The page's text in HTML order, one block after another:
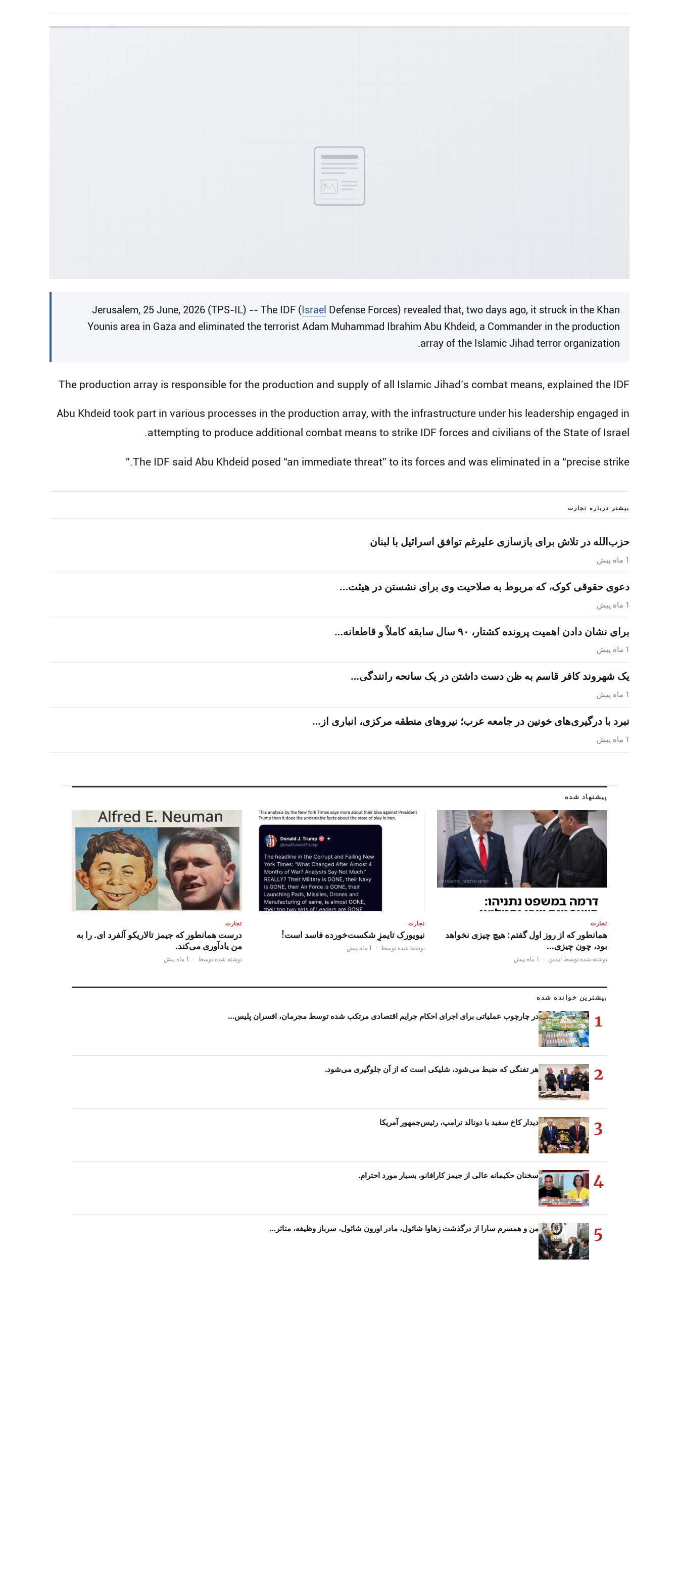
Jerusalem, 25 June, 2026 (TPS-IL) -- The IDF ( Israel Defense Forces) revealed that, two days ago, it struck in the Khan
Younis area in Gaza and eliminated the terrorist Adam Muhammad Ibrahim Abu Khdeid, a Commander in the production
array of the Islamic Jihad terror organization.
The production array is responsible for the production and supply of all Islamic Jihad’s combat means, explained the IDF
Abu Khdeid took part in various processes in the production array, with the infrastructure under his leadership engaged in
attempting to produce additional combat means to strike IDF forces and civilians of the State of Israel.
The IDF said Abu Khdeid posed “an immediate threat” to its forces and was eliminated in a “precise strike.”
بیشتر درباره تجارت
حزب‌الله در تلاش برای بازسازی علیرغم توافق اسرائیل با لبنان
1 ماه پیش
دعوی حقوقی کوک، که مربوط به صلاحیت وی برای نشستن در هیئت…
1 ماه پیش
برای نشان دادن اهمیت پرونده کشتار، ۹۰ سال سابقه کاملاً و قاطعانه…
1 ماه پیش
یک شهروند کافر قاسم به ظن دست داشتن در یک سانحه رانندگی…
1 ماه پیش
نبرد با درگیری‌های خونین در جامعه عرب؛ نیروهای منطقه مرکزی، انباری از…
1 ماه پیش
پیشنهاد شده
تجارت
همانطور که از روز اول گفتم: هیچ چیزی نخواهد
بود، چون چیزی…
نوشته شده توسط ادمین · 1 ماه پیش
تجارت
نیویورک تایمزِ شکست‌خورده فاسد است!
نوشته شده توسط · 1 ماه پیش
تجارت
درست همانطور که جیمز تالاریکو آلفرد ای. را به
من یادآوری می‌کند.
نوشته شده توسط · 1 ماه پیش
بیشترین خوانده شده
1 در چارچوب عملیاتی برای اجرای احکام جرایم اقتصادی مرتکب شده توسط مجرمان، افسران پلیس…
2 هر تفنگی که ضبط می‌شود، شلیکی است که از آن جلوگیری می‌شود.
3 دیدار کاخ سفید با دونالد ترامپ، رئیس‌جمهور آمریکا
4 سخنان حکیمانه عالی از جیمز کارافانو، بسیار مورد احترام.
5 من و همسرم سارا از درگذشت زهاوا شائول، مادر اورون شائول، سرباز وظیفه، متاثر…